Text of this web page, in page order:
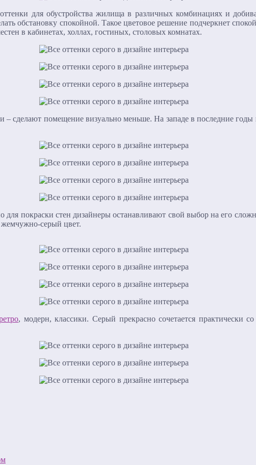
для обустройства жилища в различных комбинациях и
обстановку спокойной. Такое цветовое решение подчеркнет
в кабинетах, холлах, гостиных, столовых комнатах.
сделают помещение визуально меньше. На западе в последние
для покраски стен дизайнеры останавливают свой выбор на его
серый цвет.
, модерн, классики. Серый прекрасно сочетается практически